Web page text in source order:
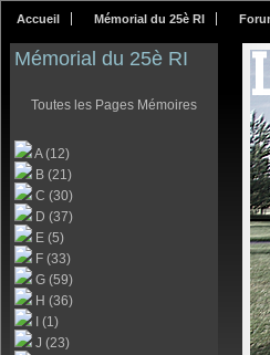
Accueil Mémorial du 25è RI
Mémorial du 25è RI
Toutes les Pages Mémoires
A (12)
B (21)
C (30)
D (37)
E (5)
F (33)
G (59)
H (36)
I (1)
J (23)